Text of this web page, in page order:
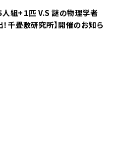
人組+１匹 V.S 謎の物理学者
千畳敷研究所】開催のお知ら